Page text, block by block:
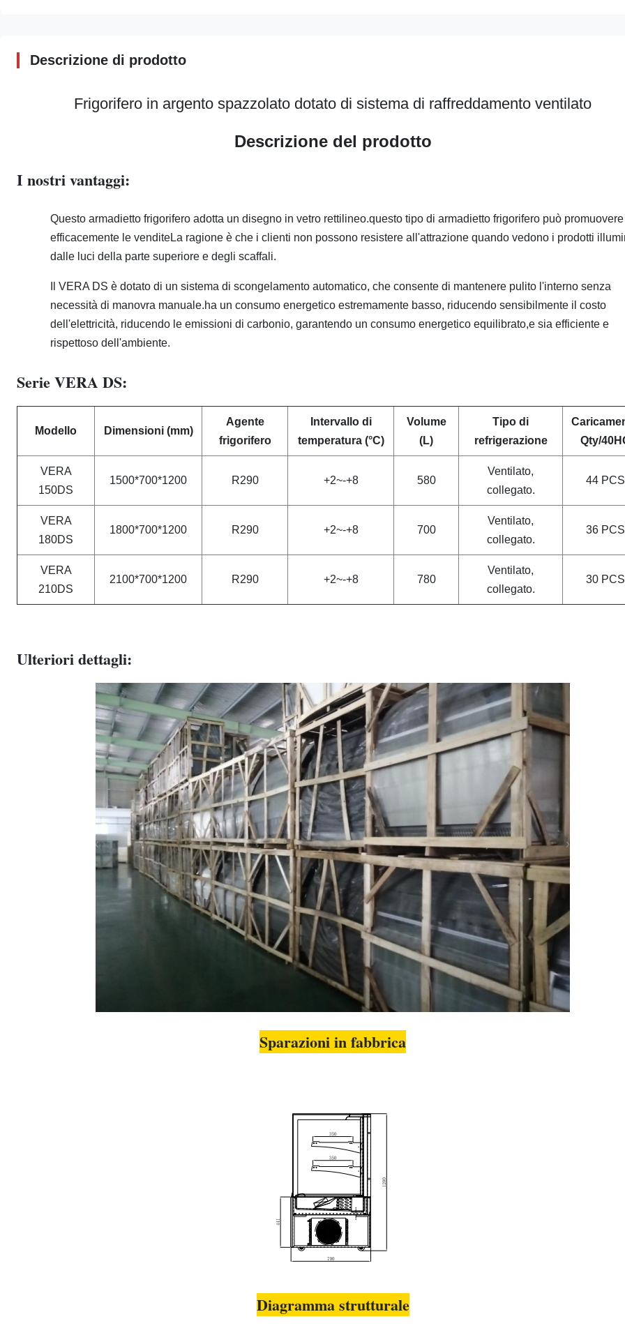
Descrizione di prodotto
Frigorifero in argento spazzolato dotato di sistema di raffreddamento ventilato
Descrizione del prodotto
I nostri vantaggi:
Questo armadietto frigorifero adotta un disegno in vetro rettilineo.questo tipo di armadietto frigorifero può promuovere
efficacemente le venditeLa ragione è che i clienti non possono resistere all'attrazione quando vedono i prodotti
dalle luci della parte superiore e degli scaffali.
Il VERA DS è dotato di un sistema di scongelamento automatico, che consente di mantenere pulito l'interno senza
necessità di manovra manuale.ha un consumo energetico estremamente basso, riducendo sensibilmente il costo
dell'elettricità, riducendo le emissioni di carbonio, garantendo un consumo energetico equilibrato,e sia efficiente e
rispettoso dell'ambiente.
Serie VERA DS:
Modello Dimensioni (mm)
Agente
frigorifero
Intervallo di
temperatura (°C)
Volume
(L)
Tipo di
refrigerazione
Qty/
VERA
150DS
1500*700*1200 R290 +2~-+8 580
Ventilato,
collegato.
44 PCS
VERA
180DS
1800*700*1200 R290 +2~-+8 700
Ventilato,
collegato.
36 PCS
VERA
210DS
2100*700*1200 R290 +2~-+8 780
Ventilato,
collegato.
30 PCS
Ulteriori dettagli:
Sparazioni in fabbrica
Diagramma strutturale